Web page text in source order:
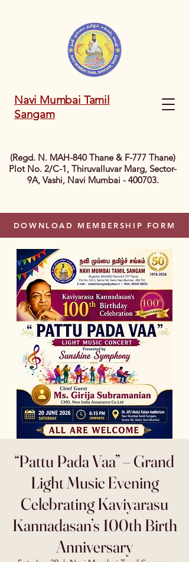
Navi Mumbai Tamil
Sangam
(Regd. N. MAH-840 Thane & F-777 Thane)
Plot No. 2/C-1, Thiruvalluvar Marg, Sector-
9A, Vashi, Navi Mumbai - 400703.
DOWNLOAD MEMBERSHIP FORM
“Pattu Pada Vaa” – Grand
Light Music Evening
Celebrating Kaviyarasu
Kannadasan’s 100th Birth
Anniversary